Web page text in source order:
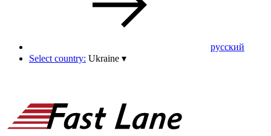
pусский
Select country: Ukraine ▾